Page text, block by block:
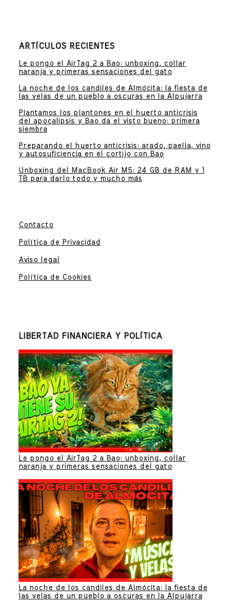
ARTÍCULOS RECIENTES
Le pongo el AirTag 2 a Bao: unboxing, collar
naranja y primeras sensaciones del gato
La noche de los candiles de Almócita: la fiesta de
las velas de un pueblo a oscuras en la Alpujarra
Plantamos los plantones en el huerto anticrisis
del apocalipsis y Bao da el visto bueno: primera
siembra
Preparando el huerto anticrisis: arado, paella, vino
y autosuficiencia en el cortijo con Bao
Unboxing del MacBook Air M5: 24 GB de RAM y 1
TB para darlo todo y mucho más
Contacto
Política de Privacidad
Aviso legal
Política de Cookies
LIBERTAD FINANCIERA Y POLÍTICA
Le pongo el AirTag 2 a Bao: unboxing, collar
naranja y primeras sensaciones del gato
La noche de los candiles de Almócita: la fiesta de
las velas de un pueblo a oscuras en la Alpujarra